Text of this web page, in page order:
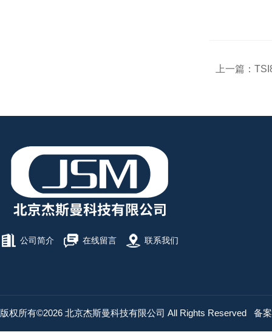
上一篇：
公司简介 在线留言 联系我们
版权所有©2026 北京杰斯曼科技有限公司 All Rights Reserved 备